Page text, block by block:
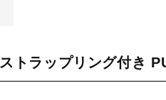
ストラップリング付き